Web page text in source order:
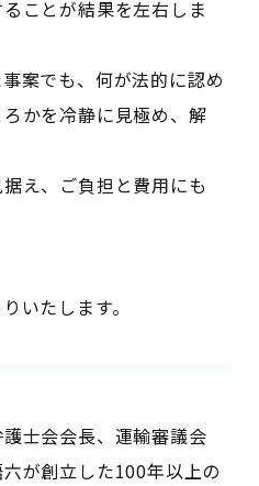
ことが結果を左右しま
案でも、何が法的に認め
かを冷静に見極め、解
え、ご負担と費用にも
いたします。
士会会長、運輸審議会
が創立した100年以上の